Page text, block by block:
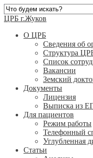
ЦРБ г.Жуков
О ЦРБ
Сведения об
Структура
Список
Вакансии
Земский
Документы
Лицензия
Выписка из
Для пациентов
Режим работы
Телефонный
Углубленная
Статьи